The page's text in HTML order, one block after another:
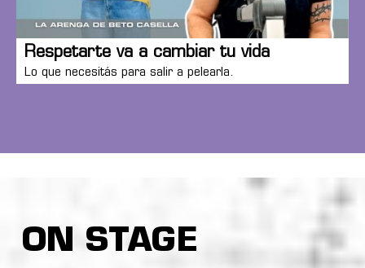
Respetarte va a cambiar tu vida
Lo que necesitás para salir a pelearla.
ON STAGE